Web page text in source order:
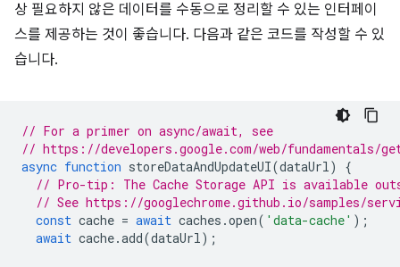
상 필요하지 않은 데이터를 수동으로 정리할 수 있는 인터페이
스를 제공하는 것이 좋습니다. 다음과 같은 코드를 작성할 수 있
습니다.
// For a primer on async/await, see
// https://developers.google.com/web/fundamentals/
async function storeDataAndUpdateUI(dataUrl)
{
// Pro-tip: The Cache Storage API is available
// See https://googlechrome.github.io/samples/
const cache = await caches .open( 'data-cache' );
await cache.add(dataUrl);